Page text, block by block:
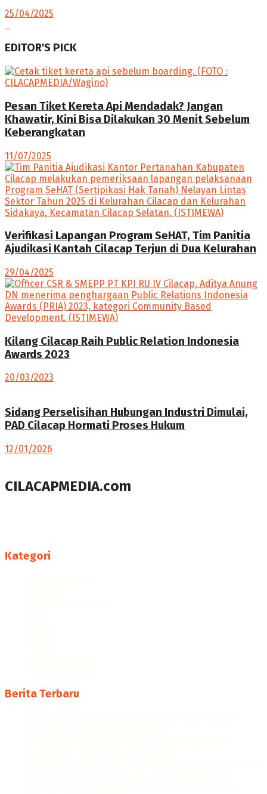
25/04/2025
EDITOR'S PICK
Pesan Tiket Kereta Api Mendadak? Jangan
Khawatir, Kini Bisa Dilakukan 30 Menit Sebelum
Keberangkatan
11/07/2025
Verifikasi Lapangan Program SeHAT, Tim Panitia
Ajudikasi Kantah Cilacap Terjun di Dua Kelurahan
29/04/2025
Kilang Cilacap Raih Public Relation Indonesia
Awards 2023
20/03/2023
Sidang Perselisihan Hubungan Industri Dimulai,
PAD Cilacap Hormati Proses Hukum
12/01/2026
CILACAPMEDIA.com
Kategori
Berita Terbaru